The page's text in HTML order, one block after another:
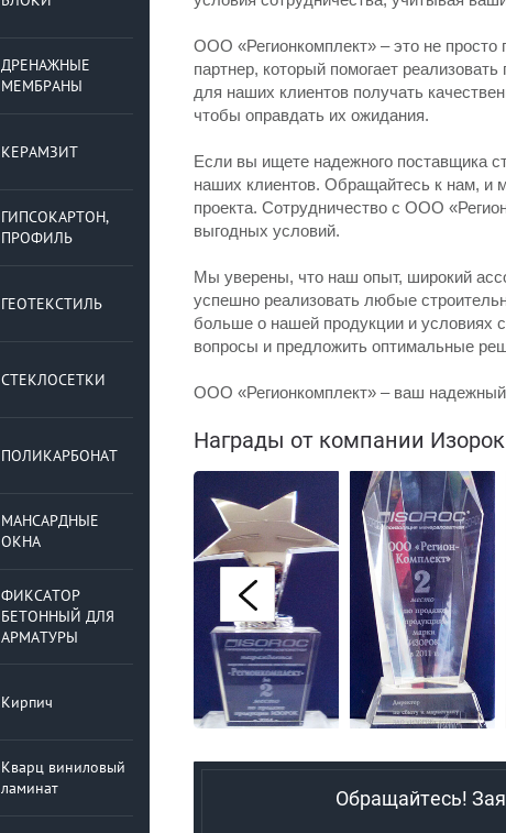
ДРЕНАЖНЫЕ
МЕМБРАНЫ
КЕРАМЗИТ
ГИПСОКАРТОН,
ПРОФИЛЬ
ГЕОТЕКСТИЛЬ
СТЕКЛОСЕТКИ
ПОЛИКАРБОНАТ
МАНСАРДНЫЕ
ОКНА
ФИКСАТОР
БЕТОННЫЙ ДЛЯ
АРМАТУРЫ
Кирпич
Кварц виниловый
ламинат
ООО «Регионкомплект» – это не
партнер, который помогает
для наших клиентов получать
чтобы оправдать их ожидания.
Если вы ищете надежного поставщика
наших клиентов. Обращайтесь к нам,
проекта. Сотрудничество с ООО
выгодных условий.
Мы уверены, что наш опыт, широкий
успешно реализовать любые
больше о нашей продукции и условиях
вопросы и предложить оптимальные
ООО «Регионкомплект» – ваш
Награды от компании Изорок
Обращайтесь!